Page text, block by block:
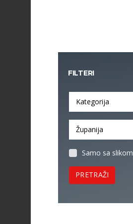
FILTERI
Kategorija
Županija
Samo sa slikom
PRETRAŽI